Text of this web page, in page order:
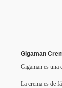
Gigaman
Gigaman es una
La crema es de